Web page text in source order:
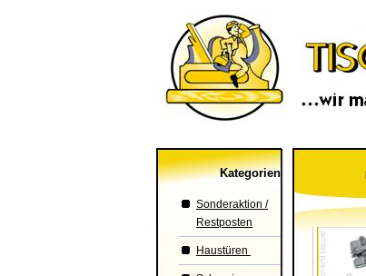
Kategorien
Sonderaktion /
Restposten
Haustüren